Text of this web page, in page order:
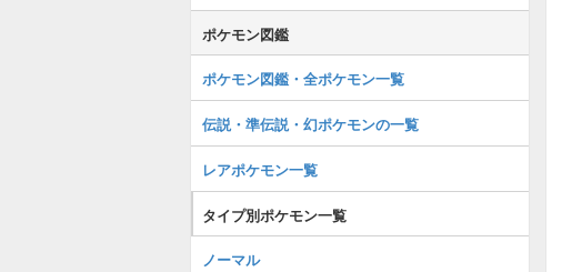
ポケモン図鑑
ポケモン図鑑・全ポケモン一覧
伝説・準伝説・幻ポケモンの一覧
レアポケモン一覧
タイプ別ポケモン一覧
ノーマル